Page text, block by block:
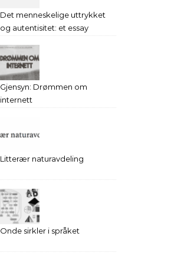
Det menneskelige uttrykket
og autentisitet: et essay
Gjensyn: Drømmen om
internett
Litterær naturavdeling
Onde sirkler i språket